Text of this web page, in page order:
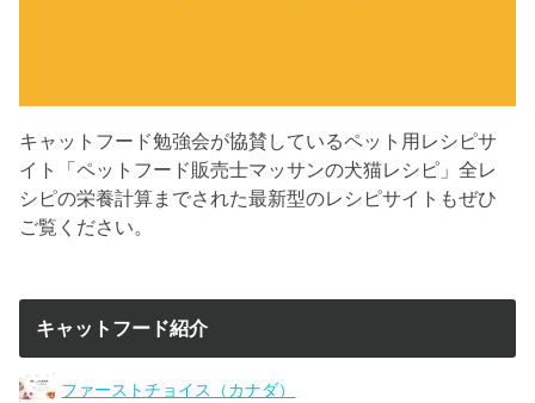
キャットフード勉強会が協賛しているペット用レシピサ
イト「ペットフード販売士マッサンの犬猫レシピ」全レ
シピの栄養計算までされた最新型のレシピサイトもぜひ
ご覧ください。
キャットフード紹介
ファーストチョイス（カナダ）